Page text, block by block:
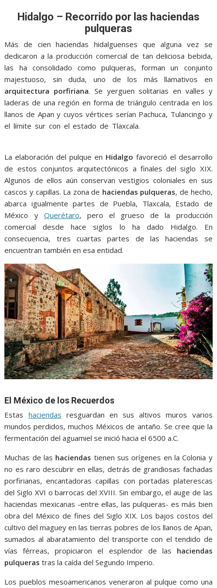
Hidalgo – Recorrido por las haciendas
pulqueras
Más de cien haciendas hidalguenses que alguna vez se
dedicaron a la producción comercial de tan deliciosa bebida,
las ha consolidado como pulqueras, forman un conjunto
majestuoso, sin duda, uno de los más llamativos en
arquitectura porfiriana. Se yerguen solitarias en valles y
laderas de una región en forma de triángulo centrada en los
llanos de Apan y cuyos vértices serían Pachuca, Tulancingo y
el límite sur con el estado de Tlaxcala.
La elaboración del pulque en Hidalgo favoreció el desarrollo
de estos conjuntos arquitectónicos a finales del siglo XIX.
Algunos de ellos aún conservan vestigios coloniales en sus
cascos y capillas. La zona de haciendas pulqueras, de hecho,
abarca igualmente partes de Puebla, Tlaxcala, Estado de
México y Querétaro, pero el grueso de la producción
comercial desde hace siglos lo ha dado Hidalgo. En
consecuencia, tres cuartas partes de las haciendas se
encuentran también en esa entidad.
El México de los Recuerdos
Estas haciendas resguardan en sus altivos muros varios
mundos perdidos, muchos Méxicos de antaño. Se cree que la
fermentación del aguamiel se inició hacia el 6500 a.C.
Muchas de las haciendas tienen sus orígenes en la Colonia y
no es raro descubrir en ellas, detrás de grandiosas fachadas
porfirianas, encantadoras capillas con portadas platerescas
del Siglo XVI o barrocas del XVIII. Sin embargo, el auge de las
haciendas mexicanas -entre ellas, las pulqueras- es más bien
obra del México de fines del Siglo XIX. Los bajos costos del
cultivo del maguey en las tierras pobres de los llanos de Apan,
sumados al abaratamiento del transporte con el tendido de
vías férreas, propiciaron el esplendor de las haciendas
pulqueras tras la caída del Segundo Imperio.
Los pueblos mesoamericanos veneraron al pulque como una